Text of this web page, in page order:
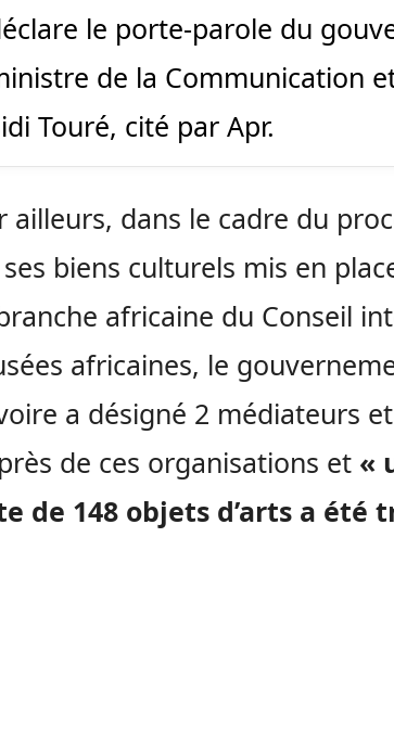
le porte-parole du
de la Communication
Touré, cité par Apr.
ailleurs, dans le cadre du
biens culturels mis en
africaine du Conseil
africaines, le
a désigné 2 médiateurs
de ces organisations et «
de 148 objets d’arts a été